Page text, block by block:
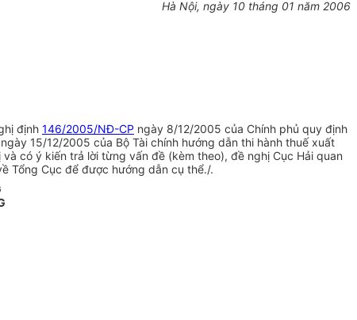
Hà Nội, ngày 10 tháng 01 năm 2006
định 146/2005/NĐ-CP ngày 8/12/2005 của Chính phủ quy định
15/12/2005 của Bộ Tài chính hướng dẫn thi hành thuế xuất
có ý kiến trả lời từng vấn đề (kèm theo), đề nghị Cục Hải quan
Tổng Cục để được hướng dẫn cụ thể./.